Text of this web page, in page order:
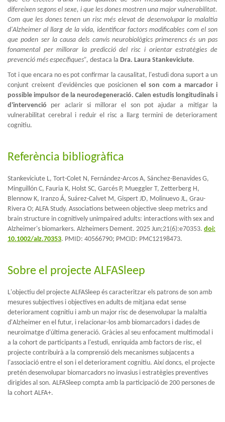
difereixen segons el sexe, i que les dones mostren una major vulnerabilitat.
Com que les dones tenen un risc més elevat de desenvolupar la malaltia
d'Alzheimer al llarg de la vida, identificar factors modificables com el son
que poden ser la causa dels canvis neurobiològics primerencs és un pas
fonamental per millorar la predicció del risc i orientar estratègies de
prevenció més específiques”, destaca la Dra. Laura Stankeviciute.
Tot i que encara no es pot confirmar la causalitat, l'estudi dona suport a un
conjunt creixent d'evidències que posicionen el son com a marcador i
possible impulsor de la neurodegeneració. Calen estudis longitudinals i
d'intervenció per aclarir si millorar el son pot ajudar a mitigar la
vulnerabilitat cerebral i reduir el risc a llarg termini de deteriorament
cognitiu.
Referència bibliogràfica
Stankeviciute L, Tort-Colet N, Fernández-Arcos A, Sánchez-Benavides G,
Minguillón C, Fauria K, Holst SC, Garcés P, Mueggler T, Zetterberg H,
Blennow K, Iranzo Á, Suárez-Calvet M, Gispert JD, Molinuevo JL, Grau-
Rivera O; ALFA Study. Associations between objective sleep metrics and
brain structure in cognitively unimpaired adults: interactions with sex and
Alzheimer's biomarkers. Alzheimers Dement. 2025 Jun;21(6):e70353. doi:
10.1002/alz.70353. PMID: 40566790; PMCID: PMC12198473.
Sobre el projecte ALFASleep
L'objectiu del projecte ALFASleep és caracteritzar els patrons de son amb
mesures subjectives i objectives en adults de mitjana edat sense
deteriorament cognitiu i amb un major risc de desenvolupar la malaltia
d'Alzheimer en el futur, i relacionar-los amb biomarcadors i dades de
neuroimatge d'última generació. Gràcies al seu enfocament multimodal i
a la cohort de participants a l'estudi, enriquida amb factors de risc, el
projecte contribuirà a la comprensió dels mecanismes subjacents a
l'associació entre el son i el deteriorament cognitiu. Així doncs, el projecte
pretén desenvolupar biomarcadors no invasius i estratègies preventives
dirigides al son. ALFASleep compta amb la participació de 200 persones de
la cohort ALFA+.